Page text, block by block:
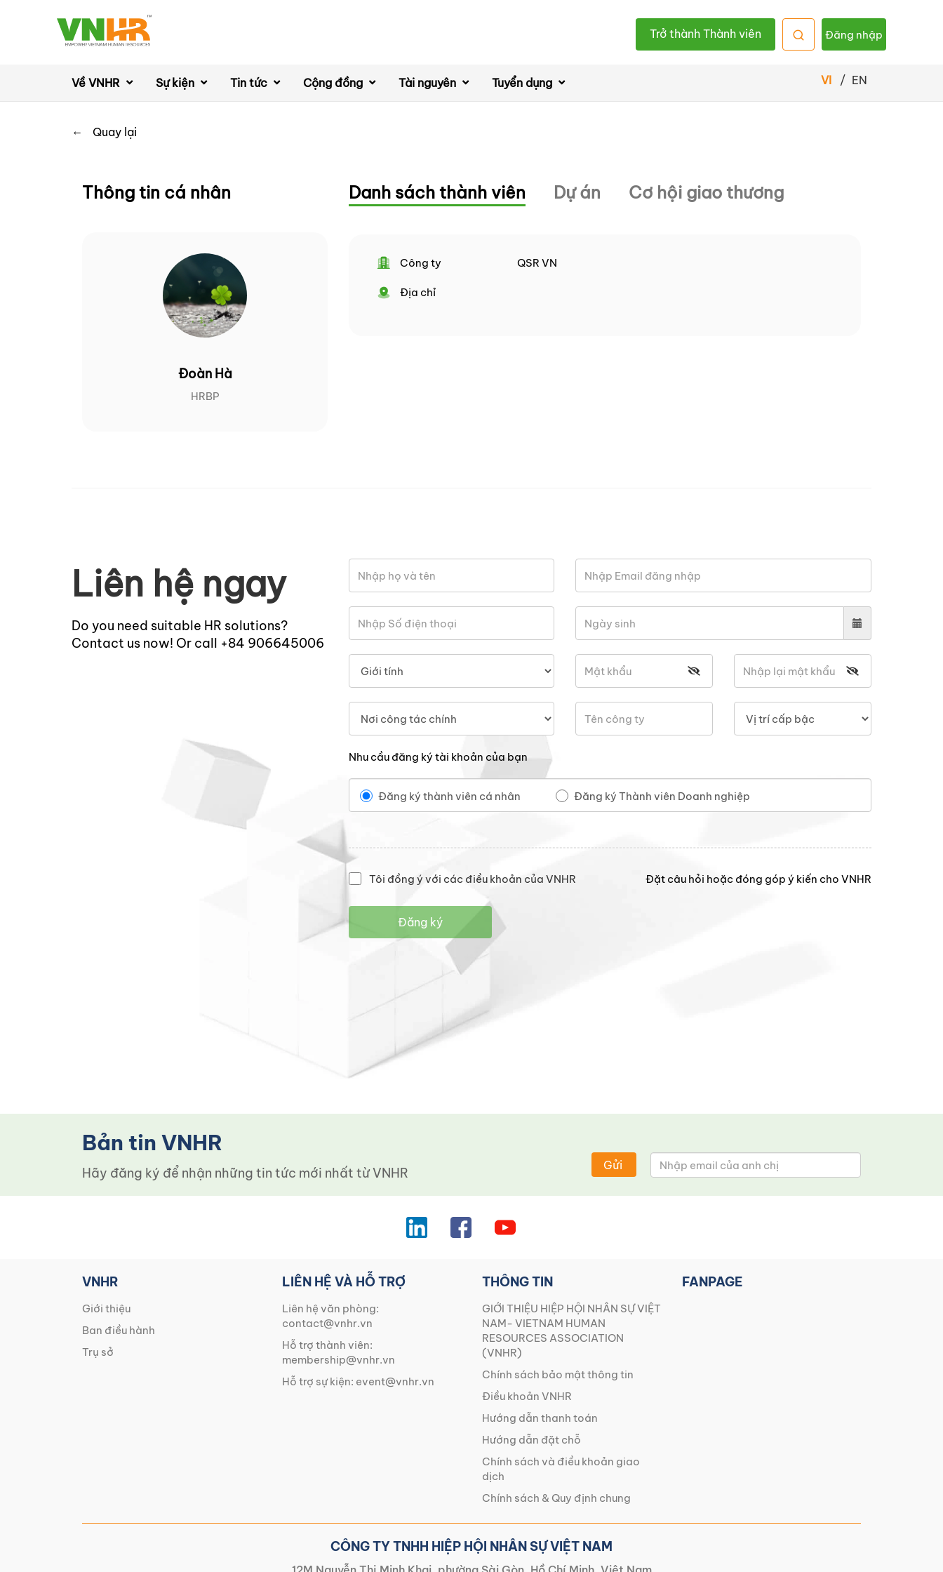
Trở thành Thành viên Đăng nhập
Về VNHR Sự kiện Tin tức Cộng đồng Tài nguyên Tuyển dụng VI / EN
← Quay lại
Thông tin cá nhân
Đoàn Hà
HRBP
Danh sách thành viên Dự án Cơ hội giao thương
Công ty QSR VN
Địa chỉ
Liên hệ ngay
Do you need suitable HR solutions?
Contact us now! Or call +84 906645006
Nhu cầu đăng ký tài khoản của bạn
Đăng ký thành viên cá nhân Đăng ký Thành viên Doanh nghiệp
Tôi đồng ý với các điều khoản của VNHR Đặt câu hỏi hoặc đóng góp ý kiến cho VNHR
Đăng ký
Bản tin VNHR
Hãy đăng ký để nhận những tin tức mới nhất từ ​​VNHR Gửi
VNHR
Giới thiệu
Ban điều hành
Trụ sở
LIÊN HỆ VÀ HỖ TRỢ
Liên hệ văn phòng:
contact@vnhr.vn
Hỗ trợ thành viên:
membership@vnhr.vn
Hỗ trợ sự kiện: event@vnhr.vn
THÔNG TIN
GIỚI THIỆU HIỆP HỘI NHÂN SỰ VIỆT
NAM- VIETNAM HUMAN
RESOURCES ASSOCIATION
(VNHR)
Chính sách bảo mật thông tin
Điều khoản VNHR
Hướng dẫn thanh toán
Hướng dẫn đặt chỗ
Chính sách và điều khoản giao
dịch
Chính sách & Quy định chung
FANPAGE
CÔNG TY TNHH HIỆP HỘI NHÂN SỰ VIỆT NAM